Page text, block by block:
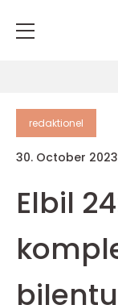
redaktionel
30. October 2023
Elbil